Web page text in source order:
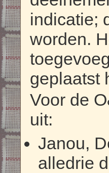
indicatie;
worden.
geplaatst
Voor de
uit:
Janou,
alledrie